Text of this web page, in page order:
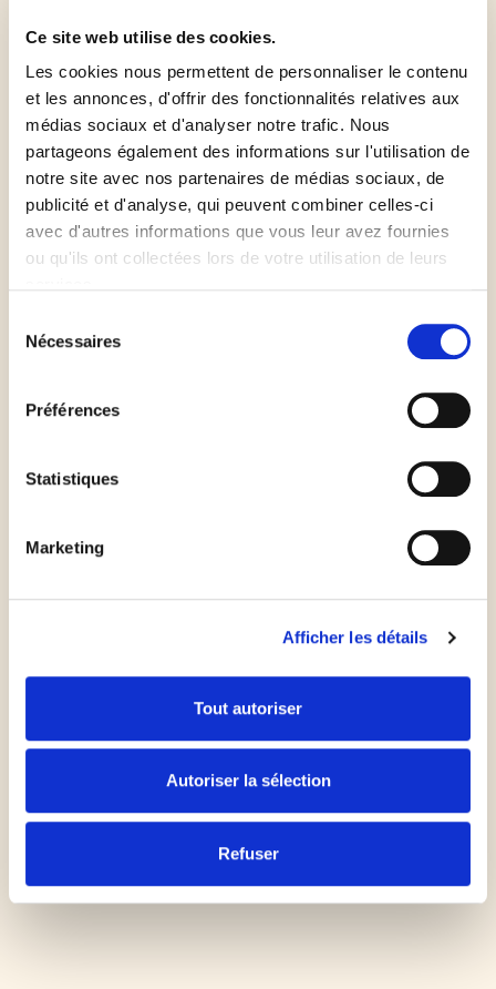
Ce site web utilise des cookies.
Les cookies nous permettent de personnaliser le contenu
et les annonces, d'offrir des fonctionnalités relatives aux
médias sociaux et d'analyser notre trafic. Nous
partageons également des informations sur l'utilisation de
notre site avec nos partenaires de médias sociaux, de
publicité et d'analyse, qui peuvent combiner celles-ci
avec d'autres informations que vous leur avez fournies
ou qu'ils ont collectées lors de votre utilisation de leurs
Nécessaires
Préférences
Statistiques
Marketing
Afficher les détails
Tout autoriser
Autoriser la sélection
Refuser
pendant 15 à 20 min.
Une fois refroidie, la démouler sur un plat de
présentation. Faire fondre le chocolat au bain-
marie, puis en badigeonner le fond de tarte froid
avec un pinceau. Laisser ensuite le chocolat se figer.
Pour la réalisation de la ganache au chocolat :
casserole, faire bouillir la crème liquide puis la
d'obtenir la texture d'une mayonnaise. Verser
durcir à température ambiante pendant 40 à 50
Dans une poêle, faire fondre le sucre et le laisser
couleur est homogène, ajouter les fruits secs et
feuille de papier sulfurisé afin de le refroidir.
Servir la tarte à température ambiante et la
parsemer d'éclats de caramel.